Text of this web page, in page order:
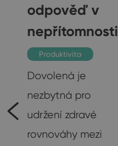
odpověď v
nepřítomnosti
Produktivita
Dovolená je
nezbytná pro
udržení zdravé
rovnováhy mezi